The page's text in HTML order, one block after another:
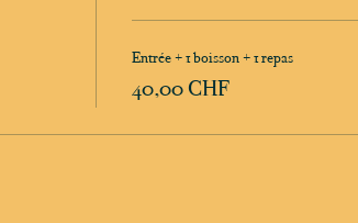
Entrée + 1 boisson + 1 repas
40,00 CHF